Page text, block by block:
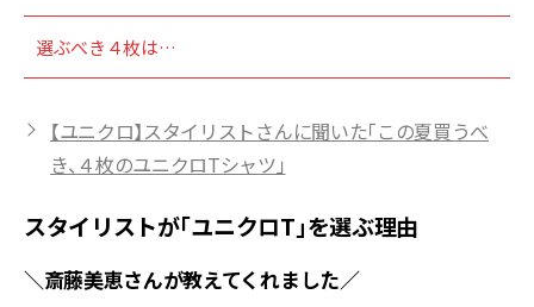
選ぶべき４枚は…
【ユニクロ】スタイリストさんに聞いた「この夏買うべ
き、４枚のユニクロTシャツ」
スタイリストが「ユニクロT」を選ぶ理由
＼斎藤美恵さんが教えてくれました／